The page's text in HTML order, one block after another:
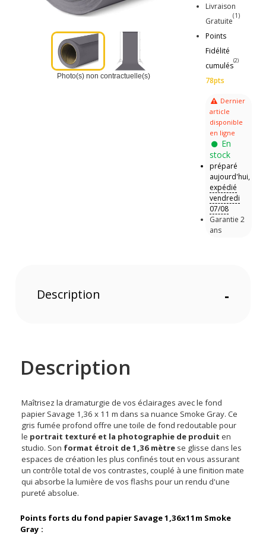
Photo(s) non contractuelle(s)
Livraison
Gratuite
(1)
Points
Fidélité
cumulés
(2)
78pts
Dernier
article
disponible
en ligne
En
stock
préparé
aujourd'hui,
expédié
vendredi
07/08
Garantie 2
ans
Description -
Description
Maîtrisez la dramaturgie de vos éclairages avec le fond
papier Savage 1,36 x 11 m dans sa nuance Smoke Gray. Ce
gris fumée profond offre une toile de fond redoutable pour
le portrait texturé et la photographie de produit en
studio. Son format étroit de 1,36 mètre se glisse dans les
espaces de création les plus confinés tout en vous assurant
un contrôle total de vos contrastes, couplé à une finition mate
qui absorbe la lumière de vos flashs pour un rendu d'une
pureté absolue.
Points forts du fond papier Savage 1,36x11m Smoke
Gray :